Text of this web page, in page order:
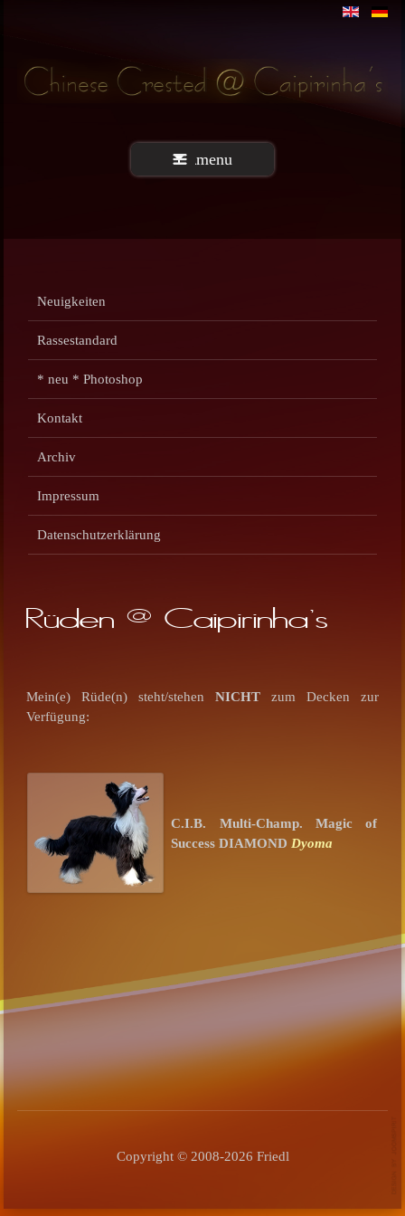
menu
Neuigkeiten
Rassestandard
* neu * Photoshop
Kontakt
Archiv
Impressum
Datenschutzerklärung
Rüden @ Caipirinha's
Mein(e) Rüde(n) steht/stehen NICHT zum Decken zur
Verfügung:
C.I.B. Multi-Champ. Magic of
Success DIAMOND Dyoma
Copyright © 2008-2026 Friedl